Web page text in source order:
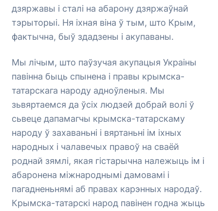
дзяржавы і сталі на абарону дзяржаўнай
тэрыторыі. Ня іхная віна ў тым, што Крым,
фактычна, быў здадзены і акупаваны.
Мы лічым, што паўзучая акупацыя Украіны
павінна быць спынена і правы крымска-
татарскага народу адноўленыя. Мы
зьвяртаемся да ўсіх людзей добрай волі ў
сьвеце дапамагчы крымска-татарскаму
народу ў захаваньні і вяртаньні ім іхных
народных і чалавечых правоў на сваёй
роднай зямлі, якая гістарычна належыць ім і
абаронена міжнароднымі дамовамі і
пагадненьнямі аб правах карэнных народаў.
Крымска-татарскі народ павінен годна жыць